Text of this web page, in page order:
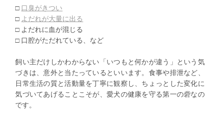
□ 口臭がきつい
□ よだれが大量に出る
□ よだれに血が混じる
□ 口腔がただれている、など
飼い主だけしかわからない「いつもと何かが違う」という気
づきは、意外と当たっているといいます。食事や排泄など、
日常生活の質と活動量を丁寧に観察し、ちょっとした変化に
気づいてあげることこそが、愛犬の健康を守る第一の砦なの
です。